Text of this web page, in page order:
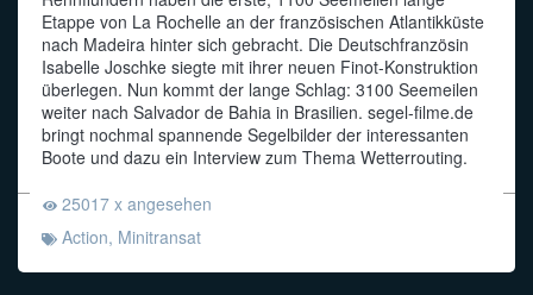
Etappe von La Rochelle an der französischen Atlantikküste
nach Madeira hinter sich gebracht. Die Deutschfranzösin
Isabelle Joschke siegte mit ihrer neuen Finot-Konstruktion
überlegen. Nun kommt der lange Schlag: 3100 Seemeilen
weiter nach Salvador de Bahia in Brasilien. segel-filme.de
bringt nochmal spannende Segelbilder der interessanten
Boote und dazu ein Interview zum Thema Wetterrouting.
25017 x angesehen
Action, Minitransat